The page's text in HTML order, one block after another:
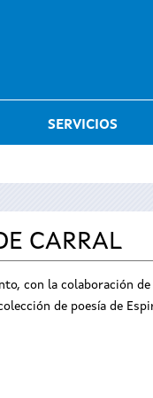
SERVICIOS
CARRAL
con la colaboración
de poesía de